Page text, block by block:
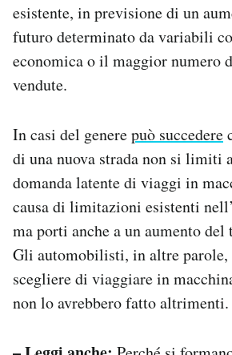
esistente, in previsione di un
futuro determinato da variabili
economica o il maggior numero
vendute.
In casi del generepuò succedere
di una nuova strada non si limiti
domanda latente di viaggi in
causa di limitazioni esistenti
ma porti anche a un aumento
Gli automobilisti, in altre parole,
scegliere di viaggiare in
non lo avrebbero fatto altrimenti.